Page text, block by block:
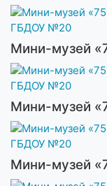
ГБДОУ №20
Мини-музей
ГБДОУ №20
Мини-музей
ГБДОУ №20
Мини-музей